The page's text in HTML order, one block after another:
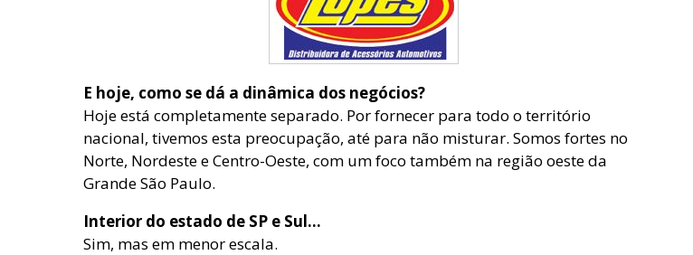
E hoje, como se dá a dinâmica dos negócios?
Hoje está completamente separado. Por fornecer para todo o território
nacional, tivemos esta preocupação, até para não misturar. Somos fortes no
Norte, Nordeste e Centro-Oeste, com um foco também na região oeste da
Grande São Paulo.
Interior do estado de SP e Sul…
Sim, mas em menor escala.